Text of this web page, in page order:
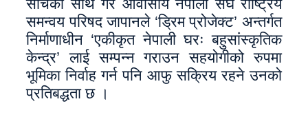
सोचका साथ गैर आवासीय नेपाली संघ राष्ट्रिय
समन्वय परिषद जापानले ‘ड्रिम प्रोजेक्ट’ अन्तर्गत
निर्माणाधीन ‘एकीकृत नेपाली घरः बहुसांस्कृतिक
केन्द्र’ लाई सम्पन्न गराउन सहयोगीको रुपमा
भूमिका निर्वाह गर्न पनि आफु सक्रिय रहने उनको
प्रतिबद्धता छ ।